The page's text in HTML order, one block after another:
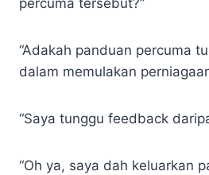
percuma tersebut?”
“Adakah panduan percuma
dalam memulakan
“Saya tunggu feedback
“Oh ya, saya dah keluarkan